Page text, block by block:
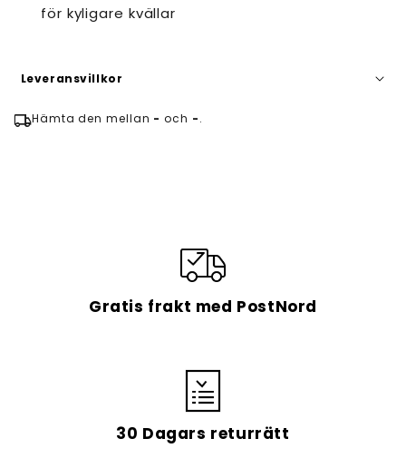
för kyligare kvällar
Leveransvillkor
leveranstiden är i genomsnitt 7-14 dagar.
local_shippingHämta den mellan - och -.
Gratis frakt med PostNord
30 Dagars returrätt